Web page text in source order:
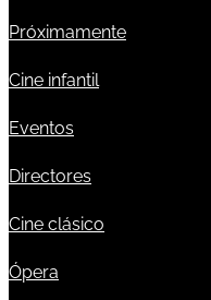
Próximamente
Cine infantil
Eventos
Directores
Cine clásico
Ópera